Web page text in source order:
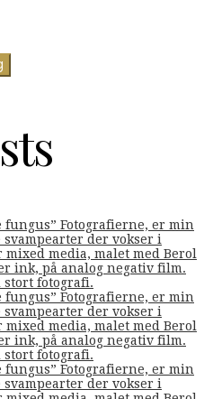
Fotografierne, er min
der vokser i
media, malet med Berol
ink, på analog negativ film.
fotografi.
Fotografierne, er min
der vokser i
media, malet med Berol
ink, på analog negativ film.
fotografi.
Fotografierne, er min
der vokser i